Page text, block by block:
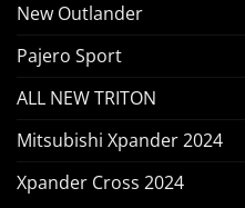
New Outlander
Pajero Sport
ALL NEW TRITON
Mitsubishi Xpander 2024
Xpander Cross 2024